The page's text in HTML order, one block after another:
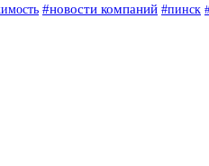
#новости компаний #пинск